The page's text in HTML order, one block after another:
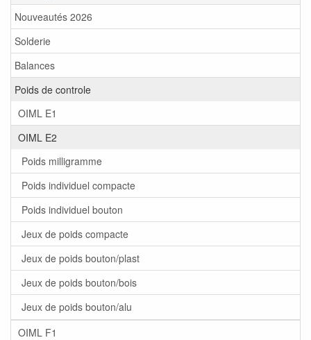
Nouveautés 2026
Solderie
Balances
Poids de controle
OIML E1
OIML E2
Poids milligramme
Poids individuel compacte
Poids individuel bouton
Jeux de poids compacte
Jeux de poids bouton/plast
Jeux de poids bouton/bois
Jeux de poids bouton/alu
OIML F1